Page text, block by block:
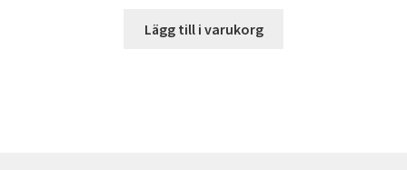
Lägg till i varukorg